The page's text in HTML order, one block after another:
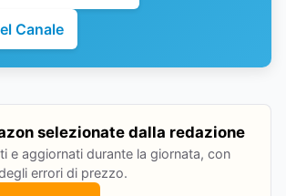
Canale
selezionate dalla redazione
e aggiornati durante la giornata, con
errori di prezzo.